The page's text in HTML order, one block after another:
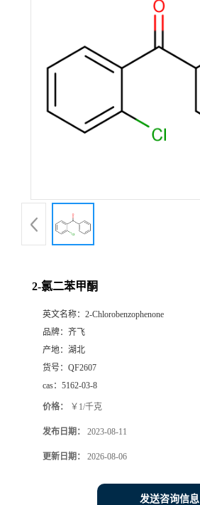
联
系
2-氯二苯甲酮
英文名称： 2-Chlorobenzophenone
品牌： 齐飞
产地： 湖北
货号： QF2607
cas： 5162-03-8
价格： ￥1/千克
发布日期： 2023-08-11
更新日期： 2026-08-06
发送咨询信息